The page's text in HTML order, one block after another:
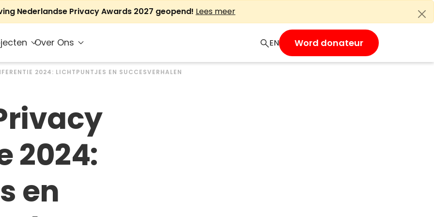
Nederlandse Privacy Awards 2027 geopend! Lees meer
Over Ons EN Word donateur
2024: LICHTPUNTJES EN SUCCESVERHALEN
2024:
en